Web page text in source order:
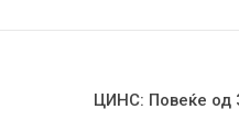
ЦИНС: Повеќе од